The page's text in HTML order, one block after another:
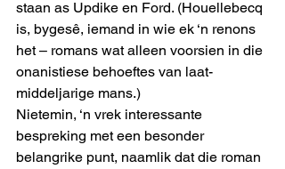
staan as Updike en Ford. (Houellebecq
is, bygesê, iemand in wie ek ‘n renons
het – romans wat alleen voorsien in die
onanistiese behoeftes van laat-
middeljarige mans.)
Nietemin, ‘n vrek interessante
bespreking met een besonder
belangrike punt, naamlik dat die roman